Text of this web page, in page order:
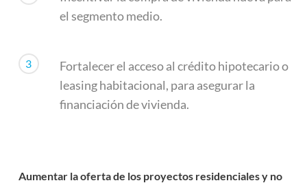
el segmento medio.
3
Fortalecer el acceso al crédito hipotecario o
leasing habitacional, para asegurar la
financiación de vivienda.
Aumentar la oferta de los proyectos residenciales y no